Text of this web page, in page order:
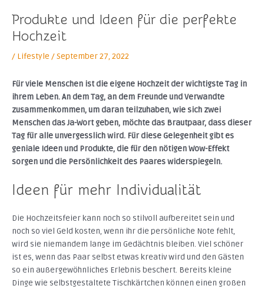
Produkte und Ideen für die perfekte
Hochzeit
/ Lifestyle /September 27, 2022
Für viele Menschen ist die eigene Hochzeit der wichtigste Tag in
ihrem Leben. An dem Tag, an dem Freunde und Verwandte
zusammenkommen, um daran teilzuhaben, wie sich zwei
Menschen das Ja-Wort geben, möchte das Brautpaar, dass dieser
Tag für alle unvergesslich wird. Für diese Gelegenheit gibt es
geniale Ideen und Produkte, die für den nötigen Wow-Effekt
sorgen und die Persönlichkeit des Paares widerspiegeln.
Ideen für mehr Individualität
Die Hochzeitsfeier kann noch so stilvoll aufbereitet sein und
noch so viel Geld kosten, wenn ihr die persönliche Note fehlt,
wird sie niemandem lange im Gedächtnis bleiben. Viel schöner
ist es, wenn das Paar selbst etwas kreativ wird und den Gästen
so ein außergewöhnliches Erlebnis beschert. Bereits kleine
Dinge wie selbstgestaltete Tischkärtchen können einen großen